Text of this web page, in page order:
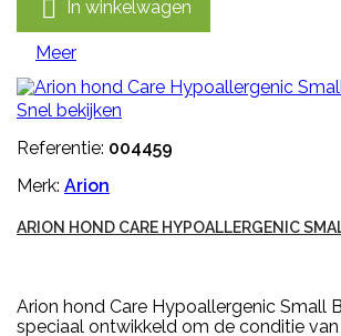
 In winkelwagen
Meer
Snel bekijken
Referentie: 004459
Merk: Arion
ARION HOND CARE HYPOALLERGENIC
Arion hond Care Hypoallergenic Small
speciaal ontwikkeld om de conditie